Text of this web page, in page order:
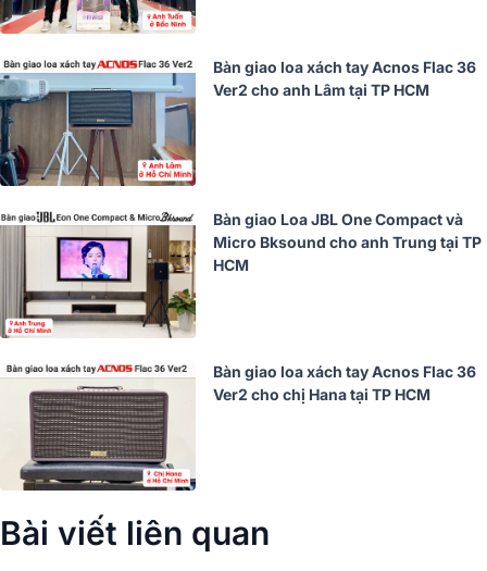
Bàn giao loa xách tay Acnos Flac 36
Ver2 cho anh Lâm tại TP HCM
Bàn giao Loa JBL One Compact và
Micro Bksound cho anh Trung tại TP
HCM
Bàn giao loa xách tay Acnos Flac 36
Ver2 cho chị Hana tại TP HCM
Bài viết liên quan